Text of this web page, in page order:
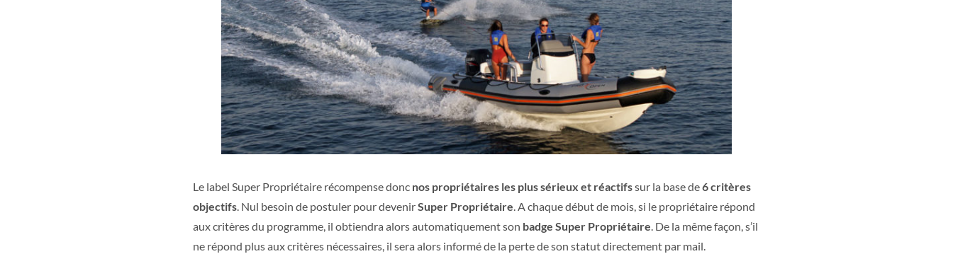
Le label Super Propriétaire récompense donc nos propriétaires les plus sérieux et réactifssur la base de6 critères
objectifs. Nul besoin de postuler pour devenirSuper Propriétaire. A chaque début de mois, si le propriétaire répond
aux critères du programme, il obtiendra alors automatiquement son badge Super Propriétaire. De la même façon, s’il
ne répond plus aux critères nécessaires, il sera alors informé de la perte de son statut directement par mail.